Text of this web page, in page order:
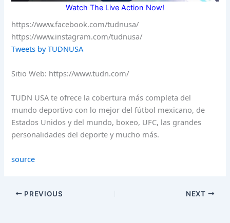
Watch The Live Action Now!
https://www.facebook.com/tudnusa/
https://www.instagram.com/tudnusa/
Tweets by TUDNUSA
Sitio Web: https://www.tudn.com/
TUDN USA te ofrece la cobertura más completa del
mundo deportivo con lo mejor del fútbol mexicano, de
Estados Unidos y del mundo, boxeo, UFC, las grandes
personalidades del deporte y mucho más.
source
PREVIOUS NEXT